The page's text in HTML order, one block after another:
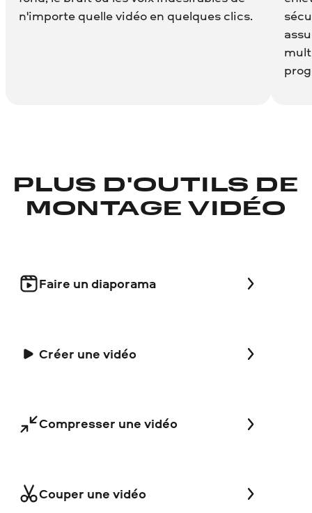
n'importe quelle vidéo en quelques clics.
PLUS D'OUTILS DE
MONTAGE VIDÉO
Faire un diaporama
Créer une vidéo
Compresser une vidéo
Couper une vidéo